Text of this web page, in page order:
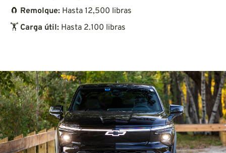
🧲 Remolque: Hasta 12,500 libras
🏋️ Carga útil: Hasta 2.100 libras